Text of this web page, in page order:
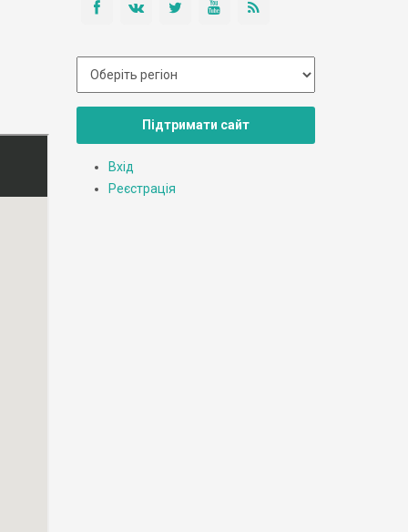
Підтримати сайт
Вхід
Реєстрація